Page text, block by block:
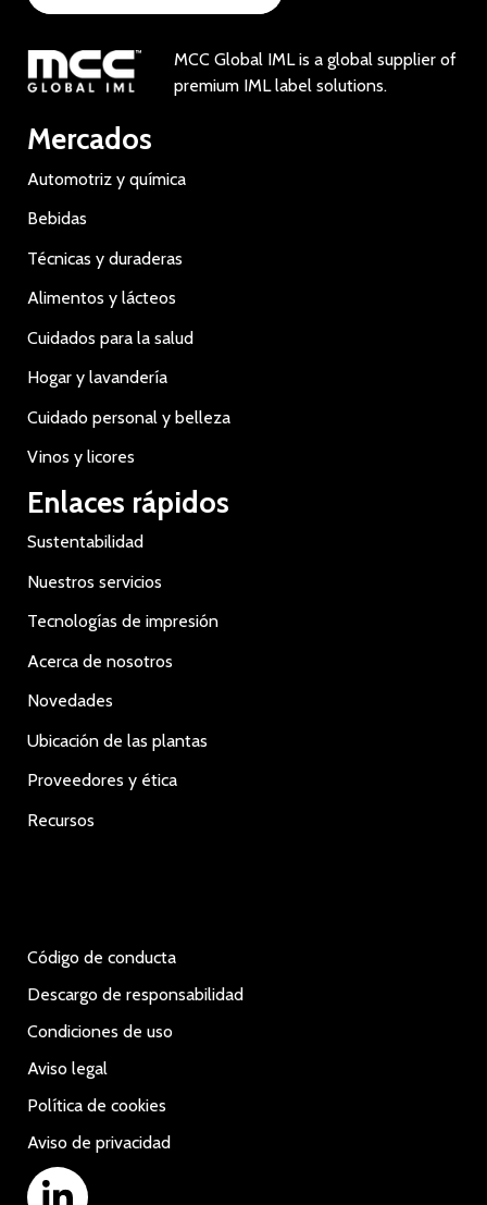
MCC Global IML is a global supplier of
premium IML label solutions.
Mercados
Automotriz y química
Bebidas
Técnicas y duraderas
Alimentos y lácteos
Cuidados para la salud
Hogar y lavandería
Cuidado personal y belleza
Vinos y licores
Enlaces rápidos
Sustentabilidad
Nuestros servicios
Tecnologías de impresión
Acerca de nosotros
Novedades
Ubicación de las plantas
Proveedores y ética
Recursos
Código de conducta
Descargo de responsabilidad
Condiciones de uso
Aviso legal
Política de cookies
Aviso de privacidad